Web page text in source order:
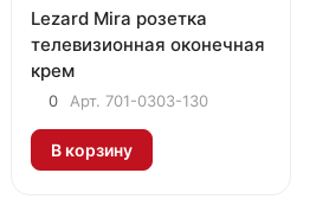
Lezard Mira розетка
телевизионная оконечная
крем
0 Арт. 701-0303-130
В корзину